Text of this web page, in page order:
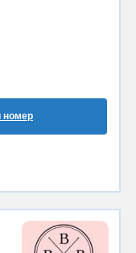
номер